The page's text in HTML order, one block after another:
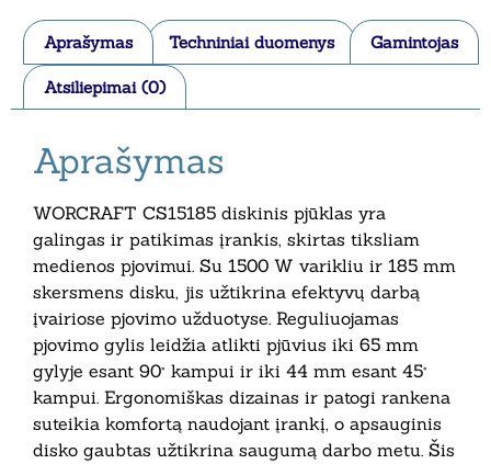
Aprašymas Techniniai duomenys Gamintojas
Atsiliepimai (0)
Aprašymas
WORCRAFT CS15185 diskinis pjūklas yra
galingas ir patikimas įrankis, skirtas tiksliam
medienos pjovimui. Su 1500 W varikliu ir 185 mm
skersmens disku, jis užtikrina efektyvų darbą
įvairiose pjovimo užduotyse. Reguliuojamas
pjovimo gylis leidžia atlikti pjūvius iki 65 mm
gylyje esant 90° kampui ir iki 44 mm esant 45°
kampui. Ergonomiškas dizainas ir patogi rankena
suteikia komfortą naudojant įrankį, o apsauginis
disko gaubtas užtikrina saugumą darbo metu. Šis